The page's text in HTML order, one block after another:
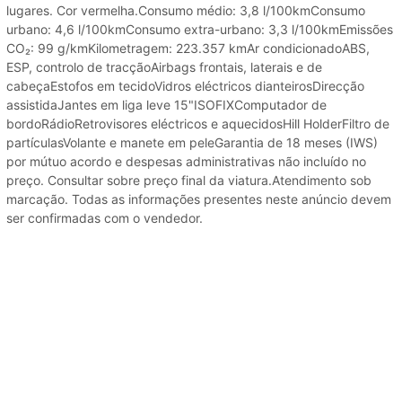
lugares. Cor vermelha.Consumo médio: 3,8 l/100kmConsumo
urbano: 4,6 l/100kmConsumo extra-urbano: 3,3 l/100kmEmissões
CO₂: 99 g/kmKilometragem: 223.357 kmAr condicionadoABS,
ESP, controlo de tracçãoAirbags frontais, laterais e de
cabeçaEstofos em tecidoVidros eléctricos dianteirosDirecção
assistidaJantes em liga leve 15"ISOFIXComputador de
bordoRádioRetrovisores eléctricos e aquecidosHill HolderFiltro de
partículasVolante e manete em peleGarantia de 18 meses (IWS)
por mútuo acordo e despesas administrativas não incluído no
preço. Consultar sobre preço final da viatura.Atendimento sob
marcação. Todas as informações presentes neste anúncio devem
ser confirmadas com o vendedor.